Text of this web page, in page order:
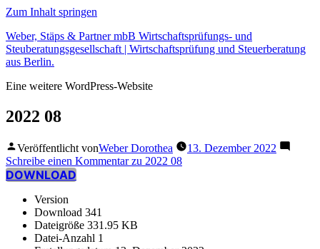
Zum Inhalt springen
Weber, Stäps & Partner mbB Wirtschaftsprüfungs- und
Steuberatungsgesellschaft | Wirtschaftsprüfung und Steuerberatung
aus Berlin.
Eine weitere WordPress-Website
2022 08
Veröffentlicht vonWeber Dorothea
13. Dezember 2022
Schreibe einen Kommentarzu 2022 08
DOWNLOAD
Version
Download 341
Dateigröße 331.95 KB
Datei-Anzahl 1